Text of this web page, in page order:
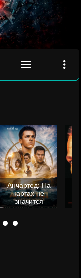
Анчартед: На
картах не
значится